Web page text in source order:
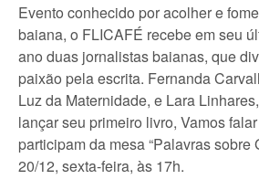
Evento conhecido por acolher e
baiana, o FLICAFÉ recebe em seu
ano duas jornalistas baianas, que
paixão pela escrita. Fernanda
Luz da Maternidade, e Lara
lançar seu primeiro livro, Vamos
participam da mesa “Palavras sobre
20/12, sexta-feira, às 17h.